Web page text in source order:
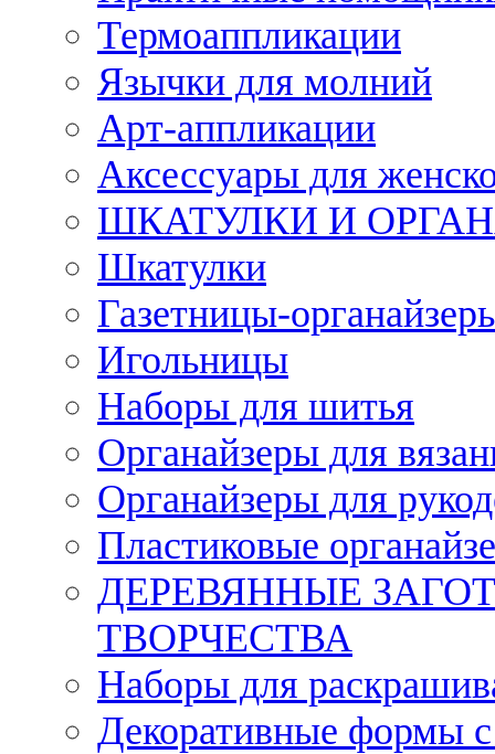
Термоаппликации
Язычки для молний
Арт-аппликации
Аксессуары для
ШКАТУЛКИ И
Шкатулки
Газетницы-
Игольницы
Наборы для шитья
Органайзеры для
Органайзеры для
Пластиковые
ДЕРЕВЯННЫЕ
ТВОРЧЕСТВА
Наборы для
Декоративные формы с